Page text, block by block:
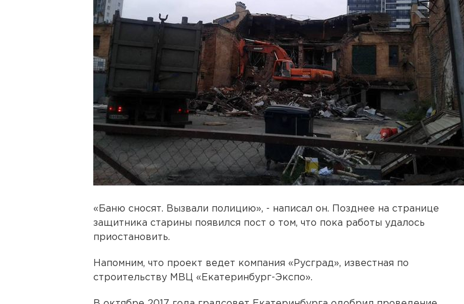
«Баню сносят. Вызвали полицию», - написал он. Позднее на странице
защитника старины появился пост о том, что пока работы удалось
приостановить.
Напомним, что проект ведет компания «Русград», известная по
строительству МВЦ «Екатеринбург-Экспо».